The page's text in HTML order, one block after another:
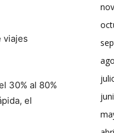
viajes
30% al 80%
el